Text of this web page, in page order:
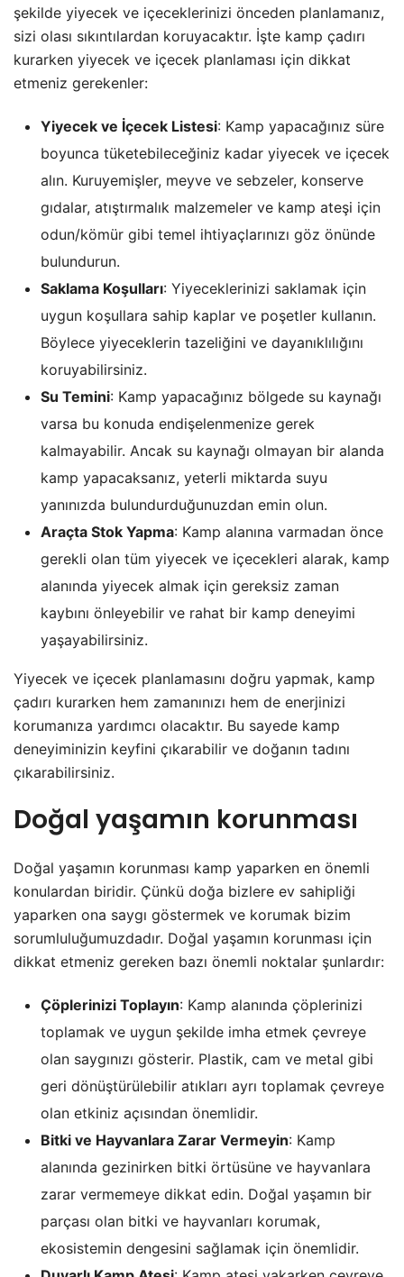
şekilde yiyecek ve içeceklerinizi önceden planlamanız,
sizi olası sıkıntılardan koruyacaktır. İşte kamp çadırı
kurarken yiyecek ve içecek planlaması için dikkat
etmeniz gerekenler:
Yiyecek ve İçecek Listesi: Kamp yapacağınız süre
boyunca tüketebileceğiniz kadar yiyecek ve içecek
alın. Kuruyemişler, meyve ve sebzeler, konserve
gıdalar, atıştırmalık malzemeler ve kamp ateşi için
odun/kömür gibi temel ihtiyaçlarınızı göz önünde
bulundurun.
Saklama Koşulları: Yiyeceklerinizi saklamak için
uygun koşullara sahip kaplar ve poşetler kullanın.
Böylece yiyeceklerin tazeliğini ve dayanıklılığını
koruyabilirsiniz.
Su Temini: Kamp yapacağınız bölgede su kaynağı
varsa bu konuda endişelenmenize gerek
kalmayabilir. Ancak su kaynağı olmayan bir alanda
kamp yapacaksanız, yeterli miktarda suyu
yanınızda bulundurduğunuzdan emin olun.
Araçta Stok Yapma: Kamp alanına varmadan önce
gerekli olan tüm yiyecek ve içecekleri alarak, kamp
alanında yiyecek almak için gereksiz zaman
kaybını önleyebilir ve rahat bir kamp deneyimi
yaşayabilirsiniz.
Yiyecek ve içecek planlamasını doğru yapmak, kamp
çadırı kurarken hem zamanınızı hem de enerjinizi
korumanıza yardımcı olacaktır. Bu sayede kamp
deneyiminizin keyfini çıkarabilir ve doğanın tadını
çıkarabilirsiniz.
Doğal yaşamın korunması
Doğal yaşamın korunması kamp yaparken en önemli
konulardan biridir. Çünkü doğa bizlere ev sahipliği
yaparken ona saygı göstermek ve korumak bizim
sorumluluğumuzdadır. Doğal yaşamın korunması için
dikkat etmeniz gereken bazı önemli noktalar şunlardır:
Çöplerinizi Toplayın: Kamp alanında çöplerinizi
toplamak ve uygun şekilde imha etmek çevreye
olan saygınızı gösterir. Plastik, cam ve metal gibi
geri dönüştürülebilir atıkları ayrı toplamak çevreye
olan etkiniz açısından önemlidir.
Bitki ve Hayvanlara Zarar Vermeyin: Kamp
alanında gezinirken bitki örtüsüne ve hayvanlara
zarar vermemeye dikkat edin. Doğal yaşamın bir
parçası olan bitki ve hayvanları korumak,
ekosistemin dengesini sağlamak için önemlidir.